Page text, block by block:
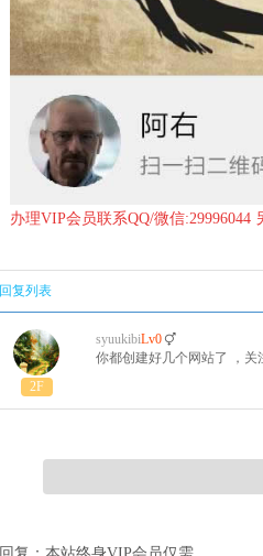
办理VIP会员联系QQ/微信
回复列表
2F
syuukibiLv0
你都创建好几个网站了 ，